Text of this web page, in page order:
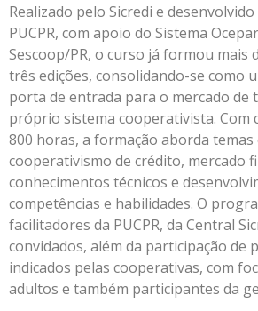
Realizado pelo Sicredi e
PUCPR, com apoio do Sistema
Sescoop/PR, o curso já formou mais
três edições, consolidando-se como
porta de entrada para o mercado de
próprio sistema cooperativista. Com
800 horas, a formação aborda temas
cooperativismo de crédito, mercado
conhecimentos técnicos e
competências e habilidades. O
facilitadores da PUCPR, da Central
convidados, além da participação de
indicados pelas cooperativas, com
adultos e também participantes da